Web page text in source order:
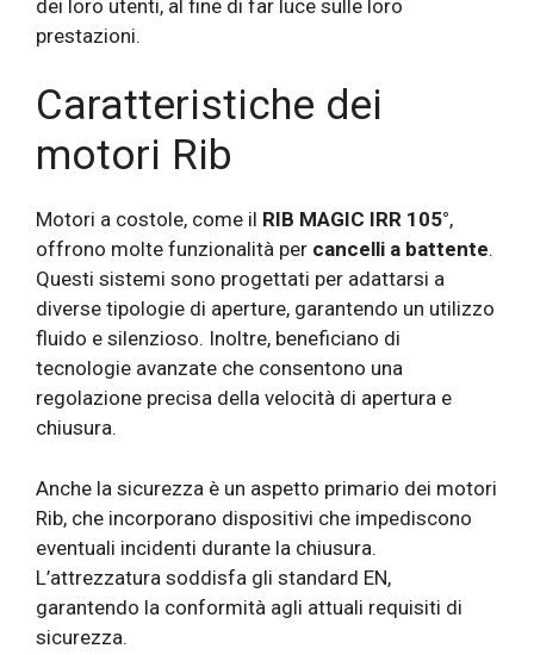
dei loro utenti, al fine di far luce sulle loro
prestazioni.
Caratteristiche dei
motori Rib
Motori a costole, come il RIB MAGIC IRR 105°,
offrono molte funzionalità per cancelli a battente.
Questi sistemi sono progettati per adattarsi a
diverse tipologie di aperture, garantendo un utilizzo
fluido e silenzioso. Inoltre, beneficiano di
tecnologie avanzate che consentono una
regolazione precisa della velocità di apertura e
chiusura.
Anche la sicurezza è un aspetto primario dei motori
Rib, che incorporano dispositivi che impediscono
eventuali incidenti durante la chiusura.
L’attrezzatura soddisfa gli standard EN,
garantendo la conformità agli attuali requisiti di
sicurezza.